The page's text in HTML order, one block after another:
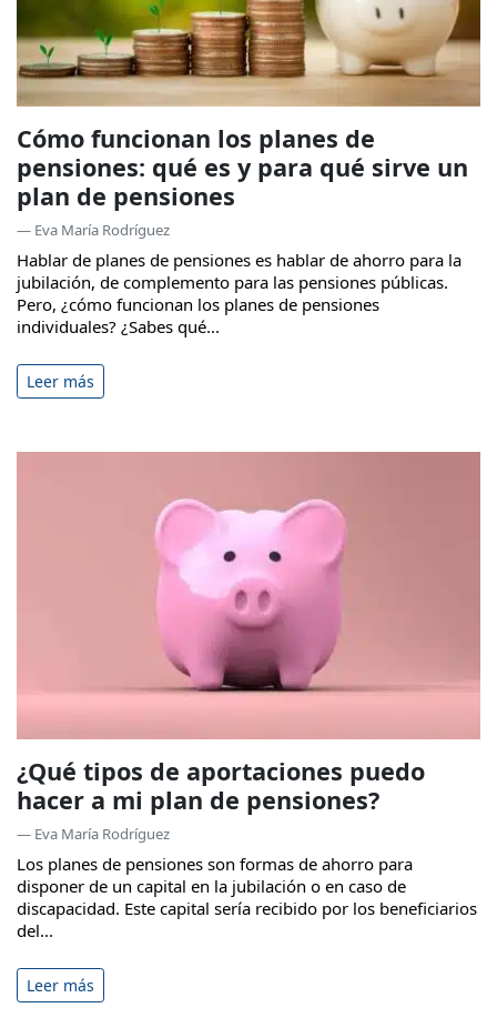
Cómo funcionan los planes de
pensiones: qué es y para qué sirve un
plan de pensiones
— Eva María Rodríguez
Hablar de planes de pensiones es hablar de ahorro para la
jubilación, de complemento para las pensiones públicas.
Pero, ¿cómo funcionan los planes de pensiones
individuales? ¿Sabes qué...
Leer más
¿Qué tipos de aportaciones puedo
hacer a mi plan de pensiones?
— Eva María Rodríguez
Los planes de pensiones son formas de ahorro para
disponer de un capital en la jubilación o en caso de
discapacidad. Este capital sería recibido por los beneficiarios
del...
Leer más